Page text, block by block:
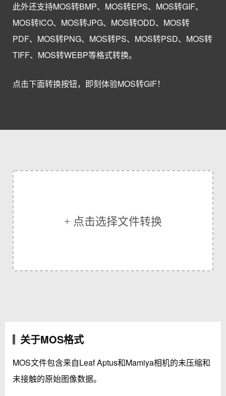
此外还支持MOS转BMP、MOS转EPS、MOS转GIF、
MOS转ICO、MOS转JPG、MOS转ODD、MOS转
PDF、MOS转PNG、MOS转PS、MOS转PSD、MOS转
TIFF、MOS转WEBP等格式转换。
点击下面转换按钮，即刻体验MOS转GIF！
+ 点击选择文件转换
关于MOS格式
MOS文件包含来自Leaf Aptus和Mamiya相机的未压缩和
未接触的原始图像数据。